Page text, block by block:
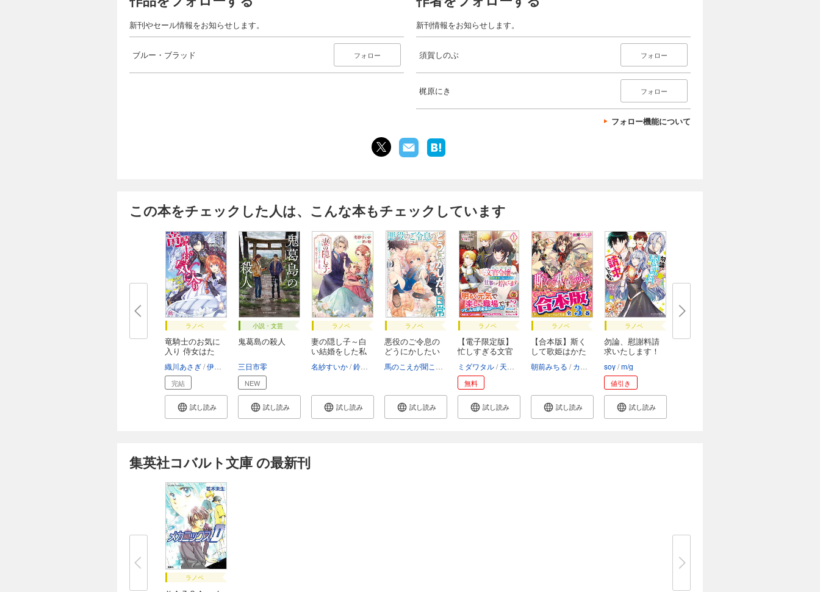
新刊やセール情報をお知らせします。
ブルー・ブラッド フォロー
新刊情報をお知らせします。
須賀しのぶ フォロー
梶原にき フォロー
フォロー機能について
この本をチェックした人は、こんな本もチェックしています
ラノベ
竜騎士のお気に
入り 侍女はた
織川あさぎ 伊藤明十
完結
試し読み
小説・文芸
鬼葛島の殺人
三日市零
NEW
試し読み
ラノベ
妻の隠し子～白
い結婚をした私
名紗すいか 鈴ノ助
試し読み
ラノベ
悪役のご令息の
どうにかしたい
コウキ。
試し読み
ラノベ
【電子限定版】
忙しすぎる文官
ミダワタル 天領寺セナ
無料
試し読み
ラノベ
【合本版】斯く
して歌姫はかた
朝前みちる カズアキ
試し読み
ラノベ
勿論、慰謝料請
求いたします！
soy m/g
値引き
試し読み
集英社コバルト文庫 の最新刊
ラノベ